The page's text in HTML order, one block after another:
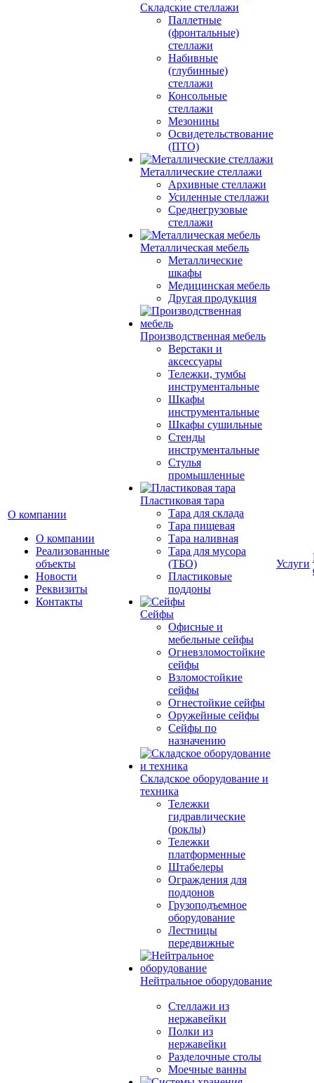
О компании
О компании
Реализованные
объекты
Новости
Реквизиты
Контакты
Складские стеллажи
Паллетные
(фронтальные)
стеллажи
Набивные
(глубинные)
стеллажи
Консольные
стеллажи
Мезонины
Освидетельствование
(ПТО)
Металлические стеллажи
Архивные стеллажи
Усиленные стеллажи
Среднегрузовые
стеллажи
Металлическая мебель
Металлические
шкафы
Медицинская мебель
Другая продукция
Производственная мебель
Верстаки и
аксессуары
Тележки, тумбы
инструментальные
Шкафы
инструментальные
Шкафы сушильные
Стенды
инструментальные
Cтулья
промышленные
Пластиковая тара
Тара для склада
Тара пищевая
Тара наливная
Тара для мусора
(ТБО)
Пластиковые
поддоны
Сейфы
Офисные и
мебельные сейфы
Огневзломостойкие
сейфы
Взломостойкие
сейфы
Огнестойкие сейфы
Оружейные сейфы
Сейфы по
назначению
Складское оборудование и
техника
Тележки
гидравлические
(роклы)
Тележки
платформенные
Штабелеры
Ограждения для
поддонов
Грузоподъемное
оборудование
Лестницы
передвижные
Нейтральное оборудование
Стеллажи из
нержавейки
Полки из
нержавейки
Разделочные столы
Моечные ванны
Услуги